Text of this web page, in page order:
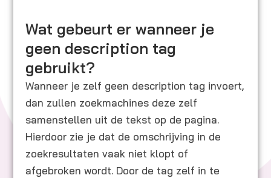
Wat gebeurt er wanneer je
geen description tag
gebruikt?
Wanneer je zelf geen description tag invoert,
dan zullen zoekmachines deze zelf
samenstellen uit de tekst op de pagina.
Hierdoor zie je dat de omschrijving in de
zoekresultaten vaak niet klopt of
afgebroken wordt. Door de tag zelf in te